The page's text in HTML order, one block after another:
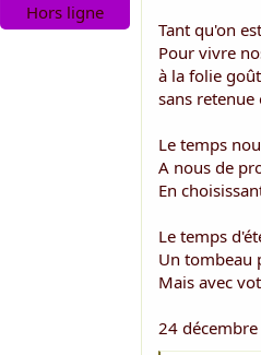
Hors ligne
Tant qu'on
Pour vivre
à la folie
sans retenue
Le temps
A nous de
En
Le temps
Un tombeau
Mais avec
24